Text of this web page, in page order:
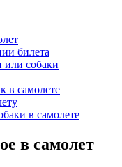
билета
или собаки
в самолете
в самолете
в самолет